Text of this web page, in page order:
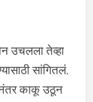
उचलला तेव्हा
सांगितलं.
काकू उठून